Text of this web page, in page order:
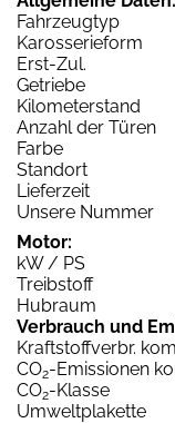
Fahrzeugtyp
Karosserieform
Erst-Zul.
Getriebe
Kilometerstand
Anzahl der Türen
Farbe
Standort
Lieferzeit
Unsere Nummer
Motor:
kW / PS
Treibstoff
Hubraum
Verbrauch und
Kraftstoffverbr.
CO2-Emissionen
CO2-Klasse
Umweltplakette